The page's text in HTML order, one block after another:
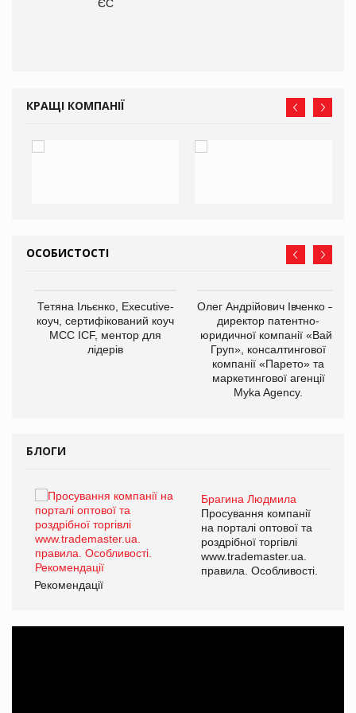
ЄС
КРАЩІ КОМПАНІЇ
ОСОБИСТОСТІ
Тетяна Ільєнко, Executive-
коуч, сертифікований коуч
МСС ICF, ментор для
лідерів
Олег Андрійович Івченко —
директор патентно-
юридичної компанії «Вайз
Груп», консалтингової
компанії «Парето» та
маркетингової агенції
Myka Agency.
БЛОГИ
Брагина Людмила
Просування компанії
на порталі оптової та
роздрібної торгівлі
www.trademaster.ua.
правила. Особливості.
Рекомендації